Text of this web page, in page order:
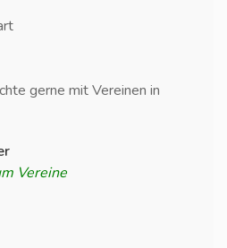
gerne mit Vereinen in
Vereine